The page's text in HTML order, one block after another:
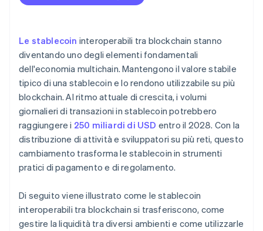
Valuta le modalità di trasferimento tra blockchain
Riduci la complessità multichain per l’utente
Le stablecoin interoperabili tra blockchain stanno
diventando uno degli elementi fondamentali
dell'economia multichain. Mantengono il valore stabile
tipico di una stablecoin e lo rendono utilizzabile su più
blockchain. Al ritmo attuale di crescita, i volumi
giornalieri di transazioni in stablecoin potrebbero
raggiungere i 250 miliardi di USD entro il 2028. Con la
distribuzione di attività e sviluppatori su più reti, questo
cambiamento trasforma le stablecoin in strumenti
pratici di pagamento e di regolamento.
Di seguito viene illustrato come le stablecoin
interoperabili tra blockchain si trasferiscono, come
gestire la liquidità tra diversi ambienti e come utilizzarle